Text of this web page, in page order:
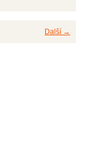
Další →